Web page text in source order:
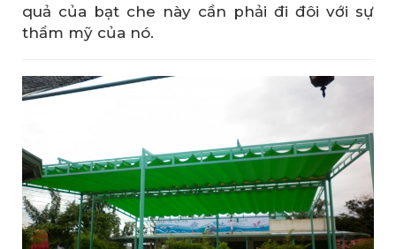
quả của bạt che này cần phải đi đôi với sự
thẩm mỹ của nó.